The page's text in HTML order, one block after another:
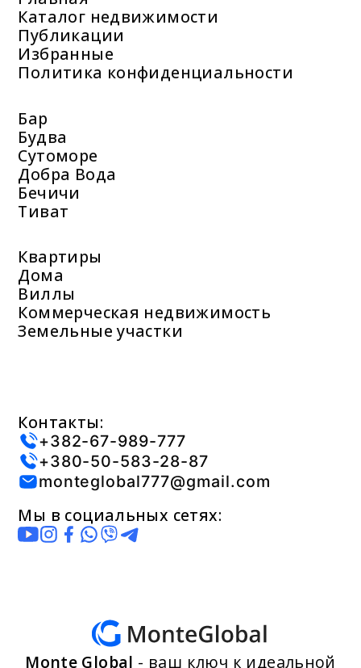
Каталог недвижимости
Публикации
Избранные
Политика конфиденциальности
Бар
Будва
Сутоморе
Добра Вода
Бечичи
Тиват
Квартиры
Дома
Виллы
Коммерческая недвижимость
Земельные участки
Контакты:
+382-67-989-777
+380-50-583-28-87
monteglobal777@gmail.com
Мы в социальных сетях:
Monte Global - ваш ключ к идеальной